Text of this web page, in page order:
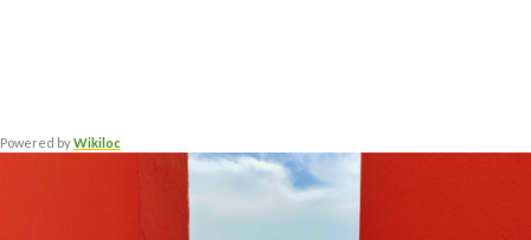
Powered byWikiloc